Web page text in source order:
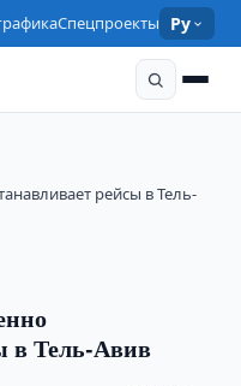
Спецпроекты Ру
рейсы в Тель-
в Тель-Авив